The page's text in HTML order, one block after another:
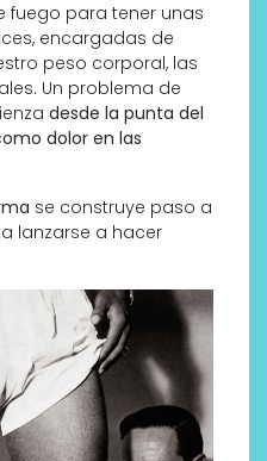
fuego para tener unas
encargadas de
peso corporal, las
Un problema de
desde la punta del
dolor en las
se construye paso a
lanzarse a hacer